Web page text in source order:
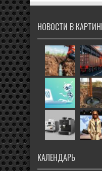
НОВОСТИ В
КАЛЕНДАРЬ